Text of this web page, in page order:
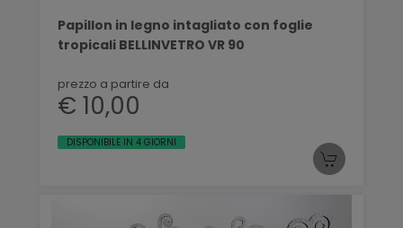
Papillon in legno intagliato con foglie
tropicali BELLINVETRO VR 90
prezzo a partire da
€ 10,00
DISPONIBILE IN 4 GIORNI